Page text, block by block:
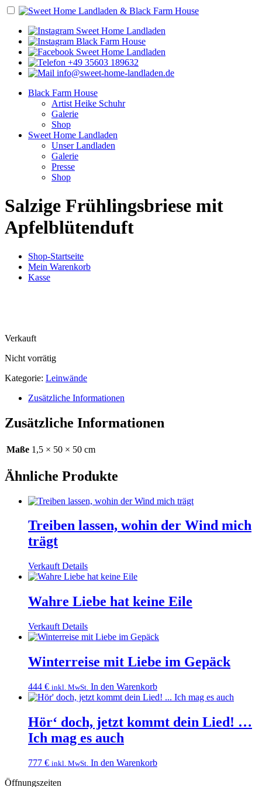
Sweet Home Landladen
Black Farm House
Sweet Home Landladen
+49 35603 189632
info@sweet-home-landladen.de
Black Farm House
Artist Heike Schuhr
Galerie
Shop
Sweet Home Landladen
Unser Landladen
Galerie
Presse
Shop
Salzige Frühlingsbriese mit
Apfelblütenduft
Shop-Startseite
Mein Warenkorb
Kasse
Verkauft
Nicht vorrätig
Kategorie: Leinwände
Zusätzliche Informationen
Zusätzliche Informationen
Maße 1,5 × 50 × 50 cm
Ähnliche Produkte
Treiben lassen, wohin der Wind mich
trägt
Verkauft Details
Wahre Liebe hat keine Eile
Verkauft Details
Winterreise mit Liebe im Gepäck
444 € inkl. MwSt. In den Warenkorb
Hör‘ doch, jetzt kommt dein Lied! …
Ich mag es auch
777 € inkl. MwSt. In den Warenkorb
Öffnungszeiten